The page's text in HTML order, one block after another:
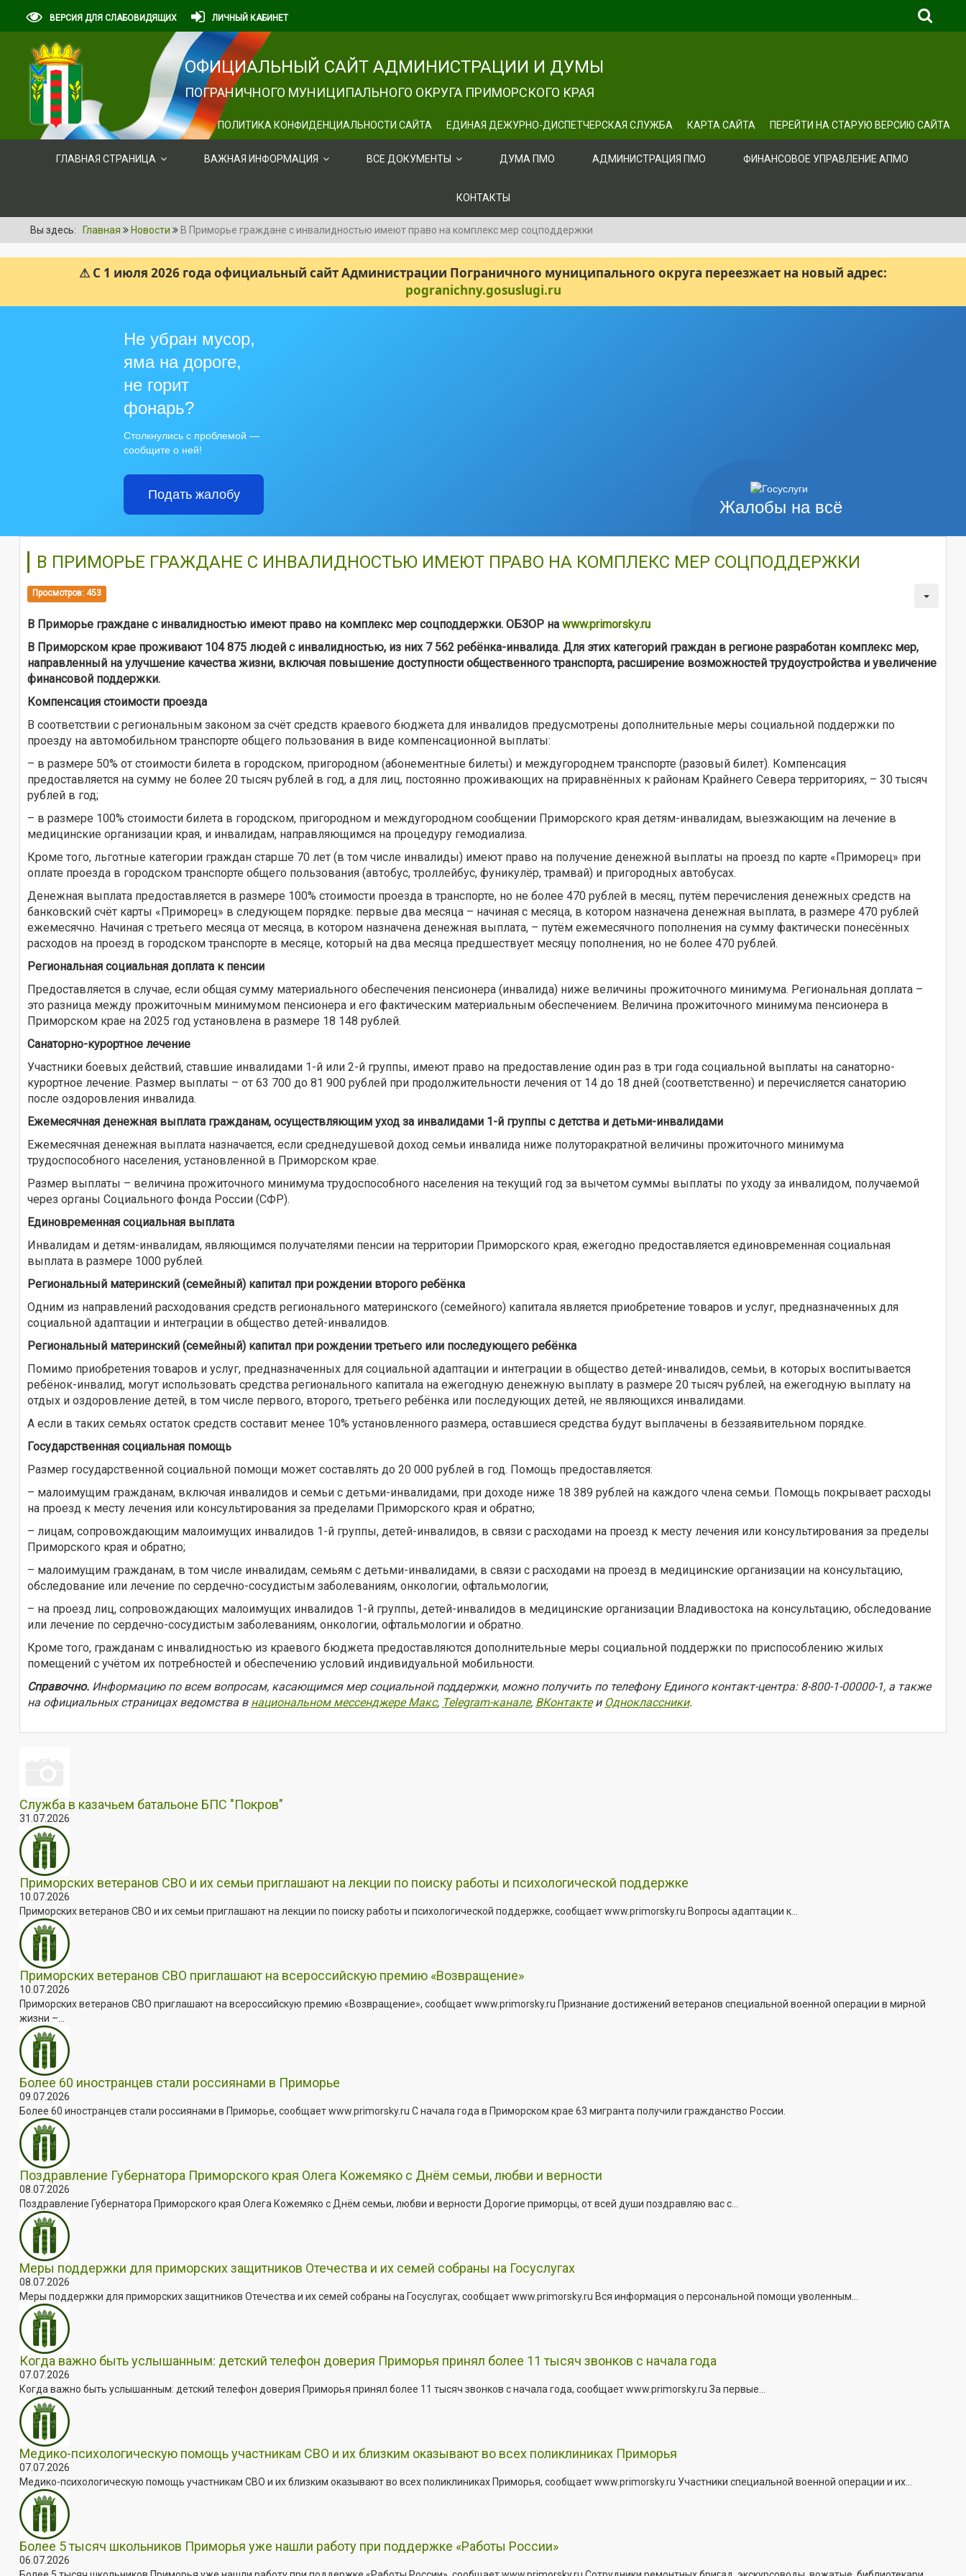
ВЕРСИЯ ДЛЯ СЛАБОВИДЯЩИХ ЛИЧНЫЙ КАБИНЕТ
ОФИЦИАЛЬНЫЙ САЙТ АДМИНИСТРАЦИИ И ДУМЫ
ПОГРАНИЧНОГО МУНИЦИПАЛЬНОГО ОКРУГА ПРИМОРСКОГО КРАЯ
ПОЛИТИКА КОНФИДЕНЦИАЛЬНОСТИ САЙТА ЕДИНАЯ ДЕЖУРНО-ДИСПЕТЧЕРСКАЯ СЛУЖБА КАРТА САЙТА ПЕРЕЙТИ НА СТАРУЮ ВЕРСИЮ САЙТА
ГЛАВНАЯ СТРАНИЦА ВАЖНАЯ ИНФОРМАЦИЯ ВСЕ ДОКУМЕНТЫ ДУМА ПМО АДМИНИСТРАЦИЯ ПМО ФИНАНСОВОЕ УПРАВЛЕНИЕ АПМО
КОНТАКТЫ
Вы здесь: Главная Новости В Приморье граждане с инвалидностью имеют право на комплекс мер соцподдержки
⚠ С 1 июля 2026 года официальный сайт Администрации Пограничного муниципального округа переезжает на новый адрес:
pogranichny.gosuslugi.ru
Жалобы на всё
Не убран мусор,
яма на дороге,
не горит
фонарь?
Столкнулись с проблемой —
сообщите о ней!
Подать жалобу
В ПРИМОРЬЕ ГРАЖДАНЕ С ИНВАЛИДНОСТЬЮ ИМЕЮТ ПРАВО НА КОМПЛЕКС МЕР СОЦПОДДЕРЖКИ
Просмотров: 453
В Приморье граждане с инвалидностью имеют право на комплекс мер соцподдержки. ОБЗОР на www.primorsky.ru
В Приморском крае проживают 104 875 людей с инвалидностью, из них 7 562 ребёнка-инвалида. Для этих категорий граждан в регионе разработан комплекс мер,
направленный на улучшение качества жизни, включая повышение доступности общественного транспорта, расширение возможностей трудоустройства и увеличение
финансовой поддержки.
Компенсация стоимости проезда
В соответствии с региональным законом за счёт средств краевого бюджета для инвалидов предусмотрены дополнительные меры социальной поддержки по
проезду на автомобильном транспорте общего пользования в виде компенсационной выплаты:
– в размере 50% от стоимости билета в городском, пригородном (абонементные билеты) и междугороднем транспорте (разовый билет). Компенсация
предоставляется на сумму не более 20 тысяч рублей в год, а для лиц, постоянно проживающих на приравнённых к районам Крайнего Севера территориях, – 30 тысяч
рублей в год;
– в размере 100% стоимости билета в городском, пригородном и междугородном сообщении Приморского края детям-инвалидам, выезжающим на лечение в
медицинские организации края, и инвалидам, направляющимся на процедуру гемодиализа.
Кроме того, льготные категории граждан старше 70 лет (в том числе инвалиды) имеют право на получение денежной выплаты на проезд по карте «Приморец» при
оплате проезда в городском транспорте общего пользования (автобус, троллейбус, фуникулёр, трамвай) и пригородных автобусах.
Денежная выплата предоставляется в размере 100% стоимости проезда в транспорте, но не более 470 рублей в месяц, путём перечисления денежных средств на
банковский счёт карты «Приморец» в следующем порядке: первые два месяца – начиная с месяца, в котором назначена денежная выплата, в размере 470 рублей
ежемесячно. Начиная с третьего месяца от месяца, в котором назначена денежная выплата, – путём ежемесячного пополнения на сумму фактически понесённых
расходов на проезд в городском транспорте в месяце, который на два месяца предшествует месяцу пополнения, но не более 470 рублей.
Региональная социальная доплата к пенсии
Предоставляется в случае, если общая сумму материального обеспечения пенсионера (инвалида) ниже величины прожиточного минимума. Региональная доплата –
это разница между прожиточным минимумом пенсионера и его фактическим материальным обеспечением. Величина прожиточного минимума пенсионера в
Приморском крае на 2025 год установлена в размере 18 148 рублей.
Санаторно-курортное лечение
Участники боевых действий, ставшие инвалидами 1-й или 2-й группы, имеют право на предоставление один раз в три года социальной выплаты на санаторно-
курортное лечение. Размер выплаты – от 63 700 до 81 900 рублей при продолжительности лечения от 14 до 18 дней (соответственно) и перечисляется санаторию
после оздоровления инвалида.
Ежемесячная денежная выплата гражданам, осуществляющим уход за инвалидами 1-й группы с детства и детьми-инвалидами
Ежемесячная денежная выплата назначается, если среднедушевой доход семьи инвалида ниже полуторакратной величины прожиточного минимума
трудоспособного населения, установленной в Приморском крае.
Размер выплаты – величина прожиточного минимума трудоспособного населения на текущий год за вычетом суммы выплаты по уходу за инвалидом, получаемой
через органы Социального фонда России (СФР).
Единовременная социальная выплата
Инвалидам и детям-инвалидам, являющимся получателями пенсии на территории Приморского края, ежегодно предоставляется единовременная социальная
выплата в размере 1000 рублей.
Региональный материнский (семейный) капитал при рождении второго ребёнка
Одним из направлений расходования средств регионального материнского (семейного) капитала является приобретение товаров и услуг, предназначенных для
социальной адаптации и интеграции в общество детей-инвалидов.
Региональный материнский (семейный) капитал при рождении третьего или последующего ребёнка
Помимо приобретения товаров и услуг, предназначенных для социальной адаптации и интеграции в общество детей-инвалидов, семьи, в которых воспитывается
ребёнок-инвалид, могут использовать средства регионального капитала на ежегодную денежную выплату в размере 20 тысяч рублей, на ежегодную выплату на
отдых и оздоровление детей, в том числе первого, второго, третьего ребёнка или последующих детей, не являющихся инвалидами.
А если в таких семьях остаток средств составит менее 10% установленного размера, оставшиеся средства будут выплачены в беззаявительном порядке.
Государственная социальная помощь
Размер государственной социальной помощи может составлять до 20 000 рублей в год. Помощь предоставляется:
– малоимущим гражданам, включая инвалидов и семьи с детьми-инвалидами, при доходе ниже 18 389 рублей на каждого члена семьи. Помощь покрывает расходы
на проезд к месту лечения или консультирования за пределами Приморского края и обратно;
– лицам, сопровождающим малоимущих инвалидов 1-й группы, детей-инвалидов, в связи с расходами на проезд к месту лечения или консультирования за пределы
Приморского края и обратно;
– малоимущим гражданам, в том числе инвалидам, семьям с детьми-инвалидами, в связи с расходами на проезд в медицинские организации на консультацию,
обследование или лечение по сердечно-сосудистым заболеваниям, онкологии, офтальмологии;
– на проезд лиц, сопровождающих малоимущих инвалидов 1-й группы, детей-инвалидов в медицинские организации Владивостока на консультацию, обследование
или лечение по сердечно-сосудистым заболеваниям, онкологии, офтальмологии и обратно.
Кроме того, гражданам с инвалидностью из краевого бюджета предоставляются дополнительные меры социальной поддержки по приспособлению жилых
помещений с учётом их потребностей и обеспечению условий индивидуальной мобильности.
Справочно. Информацию по всем вопросам, касающимся мер социальной поддержки, можно получить по телефону Единого контакт-центра: 8-800-1-00000-1, а также
на официальных страницах ведомства в национальном мессенджере Макс, Telegram-канале, ВКонтактеи Одноклассники.
Служба в казачьем батальоне БПС "Покров"
31.07.2026
Приморских ветеранов СВО и их семьи приглашают на лекции по поиску работы и психологической поддержке
10.07.2026
Приморских ветеранов СВО и их семьи приглашают на лекции по поиску работы и психологической поддержке, сообщает www.primorsky.ru Вопросы адаптации к...
Приморских ветеранов СВО приглашают на всероссийскую премию «Возвращение»
10.07.2026
Приморских ветеранов СВО приглашают на всероссийскую премию «Возвращение», сообщает www.primorsky.ru Признание достижений ветеранов специальной военной операции в мирной
жизни –...
Более 60 иностранцев стали россиянами в Приморье
09.07.2026
Более 60 иностранцев стали россиянами в Приморье, сообщает www.primorsky.ru С начала года в Приморском крае 63 мигранта получили гражданство России.
Поздравление Губернатора Приморского края Олега Кожемяко с Днём семьи, любви и верности
08.07.2026
Поздравление Губернатора Приморского края Олега Кожемяко с Днём семьи, любви и верности Дорогие приморцы, от всей души поздравляю вас с...
Меры поддержки для приморских защитников Отечества и их семей собраны на Госуслугах
08.07.2026
Меры поддержки для приморских защитников Отечества и их семей собраны на Госуслугах, сообщает www.primorsky.ru Вся информация о персональной помощи уволенным...
Когда важно быть услышанным: детский телефон доверия Приморья принял более 11 тысяч звонков с начала года
07.07.2026
Когда важно быть услышанным: детский телефон доверия Приморья принял более 11 тысяч звонков с начала года, сообщает www.primorsky.ru За первые...
Медико-психологическую помощь участникам СВО и их близким оказывают во всех поликлиниках Приморья
07.07.2026
Медико-психологическую помощь участникам СВО и их близким оказывают во всех поликлиниках Приморья, сообщает www.primorsky.ru Участники специальной военной операции и их...
Более 5 тысяч школьников Приморья уже нашли работу при поддержке «Работы России»
06.07.2026